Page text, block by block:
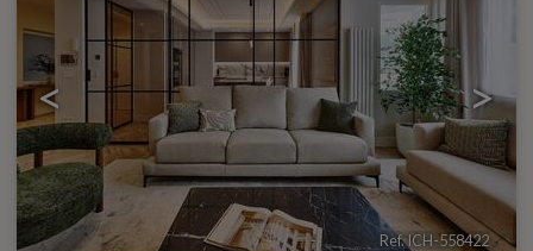
< >
Ref. ICH-558422🔗